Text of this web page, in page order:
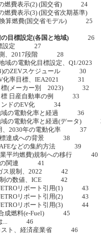
の燃費表示(2) (国交省) 24
燃費表示(3) (国交省次期基
換算燃費(国交省モデル) 25
目標設定(各国と地域) 26
標設定 27
測、2017段階 28
域の電動化目標設定、Q1/
のZEVスケジュール 30
化率目標、IEA2021 31
標(メーカー別 2023) 32
標 日産自動車の例 33
ンドのEV化 34
域の電動化率と経過 36
域の電動化率と経過(データ)
、2030年の電動化率 37
標達成への背景 38
などの集約方法 39
業平均燃費)規制への移行 40
との関連 41
ガス規制、2022 42
制の数値、ICE 42
JETROリポート引用(1) 43
JETROリポート引用(2) 43
JETROリポート引用(3) 44
合成燃料(e-Fuel) 45
は... 46
スト、経済産業省 46